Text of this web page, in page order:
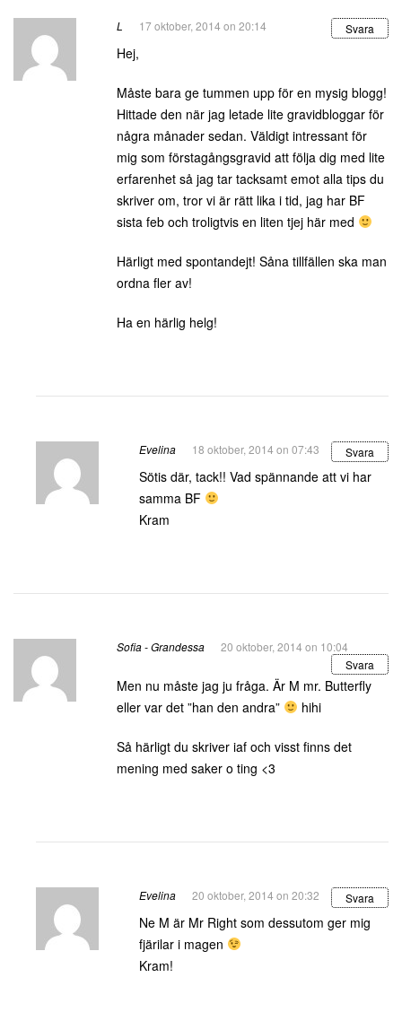
L 17 oktober, 2014 on 20:14 Svara
Hej,
Måste bara ge tummen upp för en mysig blogg!
Hittade den när jag letade lite gravidbloggar för
några månader sedan. Väldigt intressant för
mig som förstagångsgravid att följa dig med lite
erfarenhet så jag tar tacksamt emot alla tips du
skriver om, tror vi är rätt lika i tid, jag har BF
sista feb och troligtvis en liten tjej här med
Härligt med spontandejt! Såna tillfällen ska man
ordna fler av!
Ha en härlig helg!
Evelina 18 oktober, 2014 on 07:43 Svara
Sötis där, tack!! Vad spännande att vi har
samma BF
Kram
Sofia - Grandessa
20 oktober, 2014 on 10:04
Svara
Men nu måste jag ju fråga. Är M mr. Butterfly
eller var det ”han den andra”
hihi
Så härligt du skriver iaf och visst finns det
mening med saker o ting <3
Evelina 20 oktober, 2014 on 20:32 Svara
Ne M är Mr Right som dessutom ger mig
fjärilar i magen
Kram!